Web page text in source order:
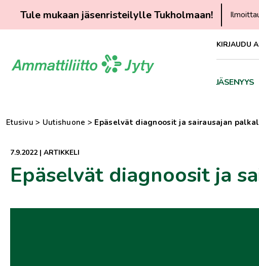
Tule mukaan jäsenristeilylle Tukholmaan!
sisältöön
KIRJAUDU
JÄSENYYS
Etusivu > Uutishuone > Epäselvät diagnoosit ja sairausajan
7.9.2022| ARTIKKELI
Epäselvät diagnoosit ja